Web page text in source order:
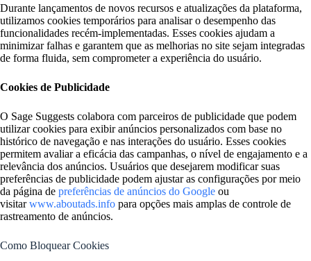
Durante lançamentos de novos recursos e atualizações da plataforma,
utilizamos cookies temporários para analisar o desempenho das
funcionalidades recém-implementadas. Esses cookies ajudam a
minimizar falhas e garantem que as melhorias no site sejam integradas
de forma fluida, sem comprometer a experiência do usuário.
Cookies de Publicidade
O Sage Suggests colabora com parceiros de publicidade que podem
utilizar cookies para exibir anúncios personalizados com base no
histórico de navegação e nas interações do usuário. Esses cookies
permitem avaliar a eficácia das campanhas, o nível de engajamento e a
relevância dos anúncios. Usuários que desejarem modificar suas
preferências de publicidade podem ajustar as configurações por meio
da página de preferências de anúncios do Google ou
visitarwww.aboutads.info para opções mais amplas de controle de
rastreamento de anúncios.
Como Bloquear Cookies